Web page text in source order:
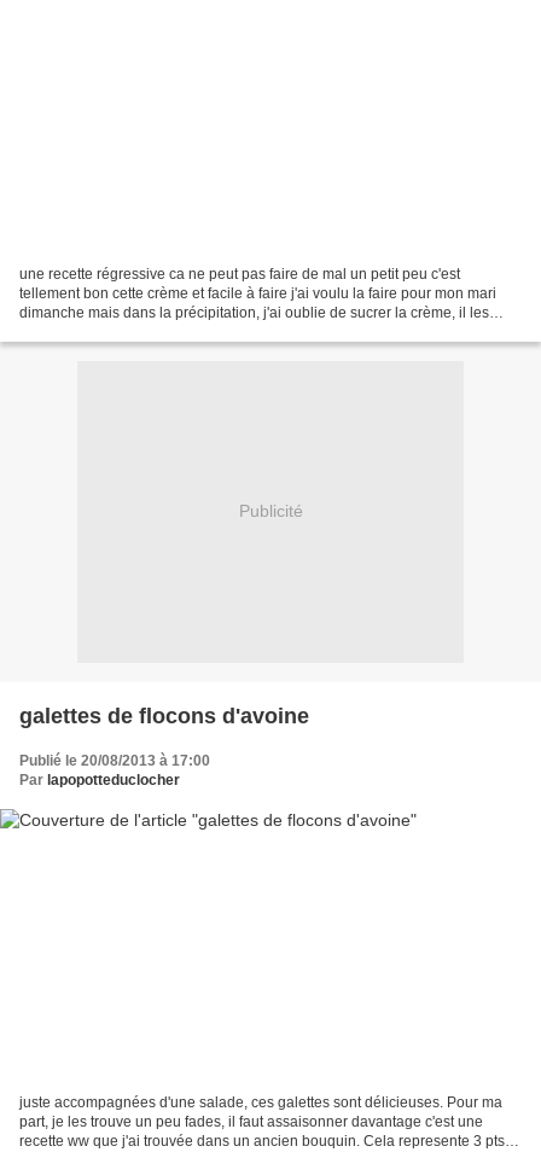
une recette régressive ca ne peut pas faire de mal un petit peu c'est
tellement bon cette crème et facile à faire j'ai voulu la faire pour mon mari
dimanche mais dans la précipitation, j'ai oublie de sucrer la crème, il les
Publicité
galettes de flocons d'avoine
Publié le 20/08/2013 à 17:00
Par lapopotteduclocher
juste accompagnées d'une salade, ces galettes sont délicieuses. Pour ma
part, je les trouve un peu fades, il faut assaisonner davantage c'est une
recette ww que j'ai trouvée dans un ancien bouquin. Cela represente 3 pts